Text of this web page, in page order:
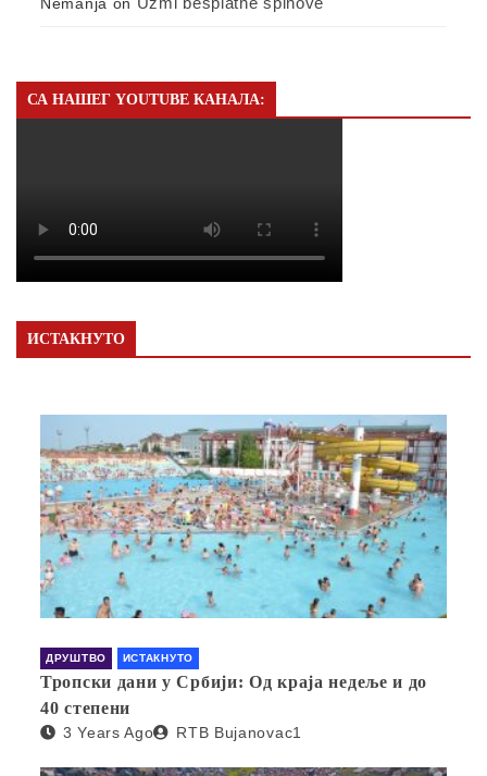
Nemanja on
СА НАШЕГ YOUTUBE КАНАЛА:
ИСТАКНУТО
ДРУШТВО ИСТАКНУТО
Тропски дани у Србији: Од краја недеље и до
40 степени
3 Years Ago RTB Bujanovac1